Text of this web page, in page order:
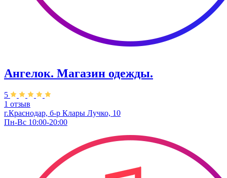
Ангелок. Магазин одежды.
5
1 отзыв
г.Краснодар, б-р Клары Лучко, 10
Пн-Вс 10:00-20:00